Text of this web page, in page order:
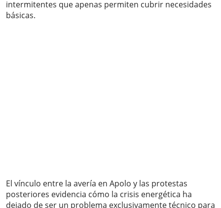
intermitentes que apenas permiten cubrir necesidades
básicas.
El vínculo entre la avería en Apolo y las protestas
posteriores evidencia cómo la crisis energética ha
dejado de ser un problema exclusivamente técnico para